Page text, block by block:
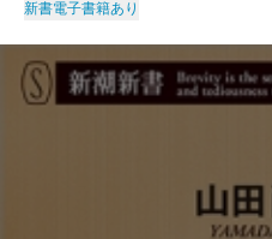
新書電子書籍あり